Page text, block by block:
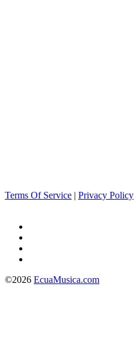
Terms Of Service | Privacy Policy
©2026 EcuaMusica.com